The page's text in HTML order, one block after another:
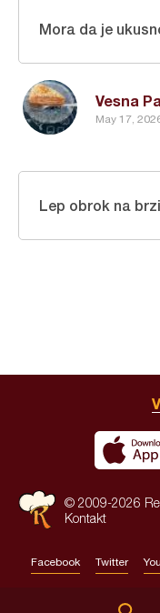
Vesna
May 17,
Mora da je
Lep obrok na
© 2009-2026
Kontakt
Facebook Twitter